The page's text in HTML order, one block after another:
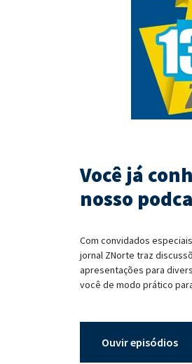
Você já
nosso
Com convidados
jornal ZNorte traz
apresentações para
você de modo prático
Ouvir episódios